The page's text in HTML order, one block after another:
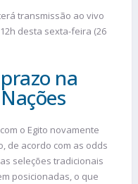
transmissão ao vivo
desta sexta-feira (26
na
o Egito novamente
de acordo com as odds
seleções tradicionais
posicionadas, o que